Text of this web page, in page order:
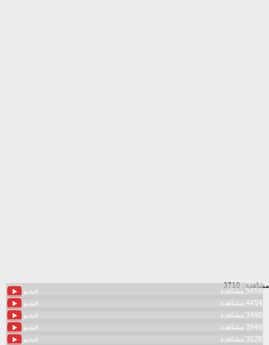
مشاهدة : 3710
فيديو
5459 مشاهدة
فيديو
4454 مشاهدة
فيديو
3480 مشاهدة
فيديو
3946 مشاهدة
فيديو
3526 مشاهدة